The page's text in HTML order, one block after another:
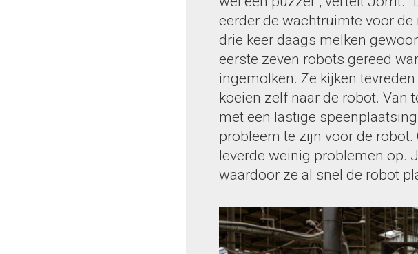
eerder de wachtruimte voor
drie keer daags melken
eerste zeven robots gereed
ingemolken. Ze kijken
koeien zelf naar de robot. Van
met een lastige
probleem te zijn voor de robot.
leverde weinig problemen op.
waardoor ze al snel de robot